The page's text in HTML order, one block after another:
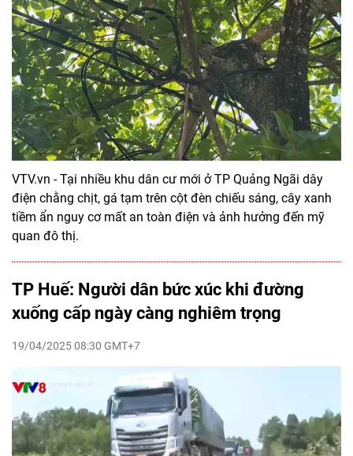
VTV.vn - Tại nhiều khu dân cư mới ở TP Quảng Ngãi dây
điện chằng chịt, gá tạm trên cột đèn chiếu sáng, cây xanh
tiềm ẩn nguy cơ mất an toàn điện và ảnh hưởng đến mỹ
quan đô thị.
TP Huế: Người dân bức xúc khi đường
xuống cấp ngày càng nghiêm trọng
19/04/2025 08:30 GMT+7